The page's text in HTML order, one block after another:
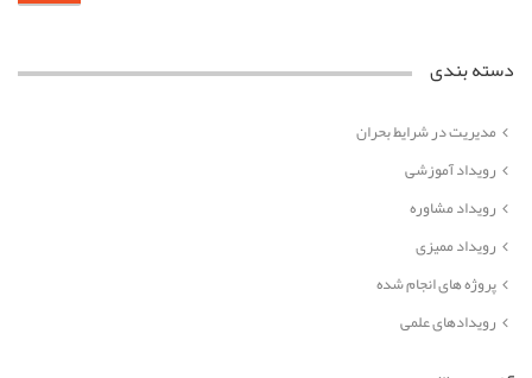
دسته بندی
مدیریت در شرایط بحران
رویداد آموزشی
رویداد مشاوره
رویداد ممیزی
پروژه های انجام شده
رویدادهای علمی